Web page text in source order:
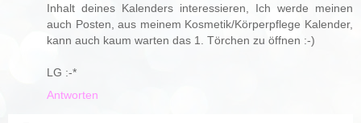
Inhalt deines Kalenders interessieren, Ich werde meinen
auch Posten, aus meinem Kosmetik/Körperpflege Kalender,
kann auch kaum warten das 1. Törchen zu öffnen :-)
LG :-*
Antworten